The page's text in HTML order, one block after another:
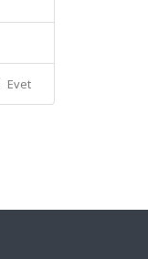
Evet